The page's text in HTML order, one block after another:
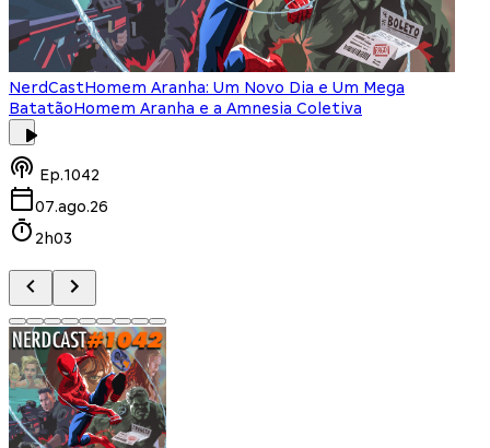
NerdCastHomem Aranha: Um Novo Dia e Um Mega
BatatãoHomem Aranha e a Amnesia Coletiva
Ep.1042
07.ago.26
2h03